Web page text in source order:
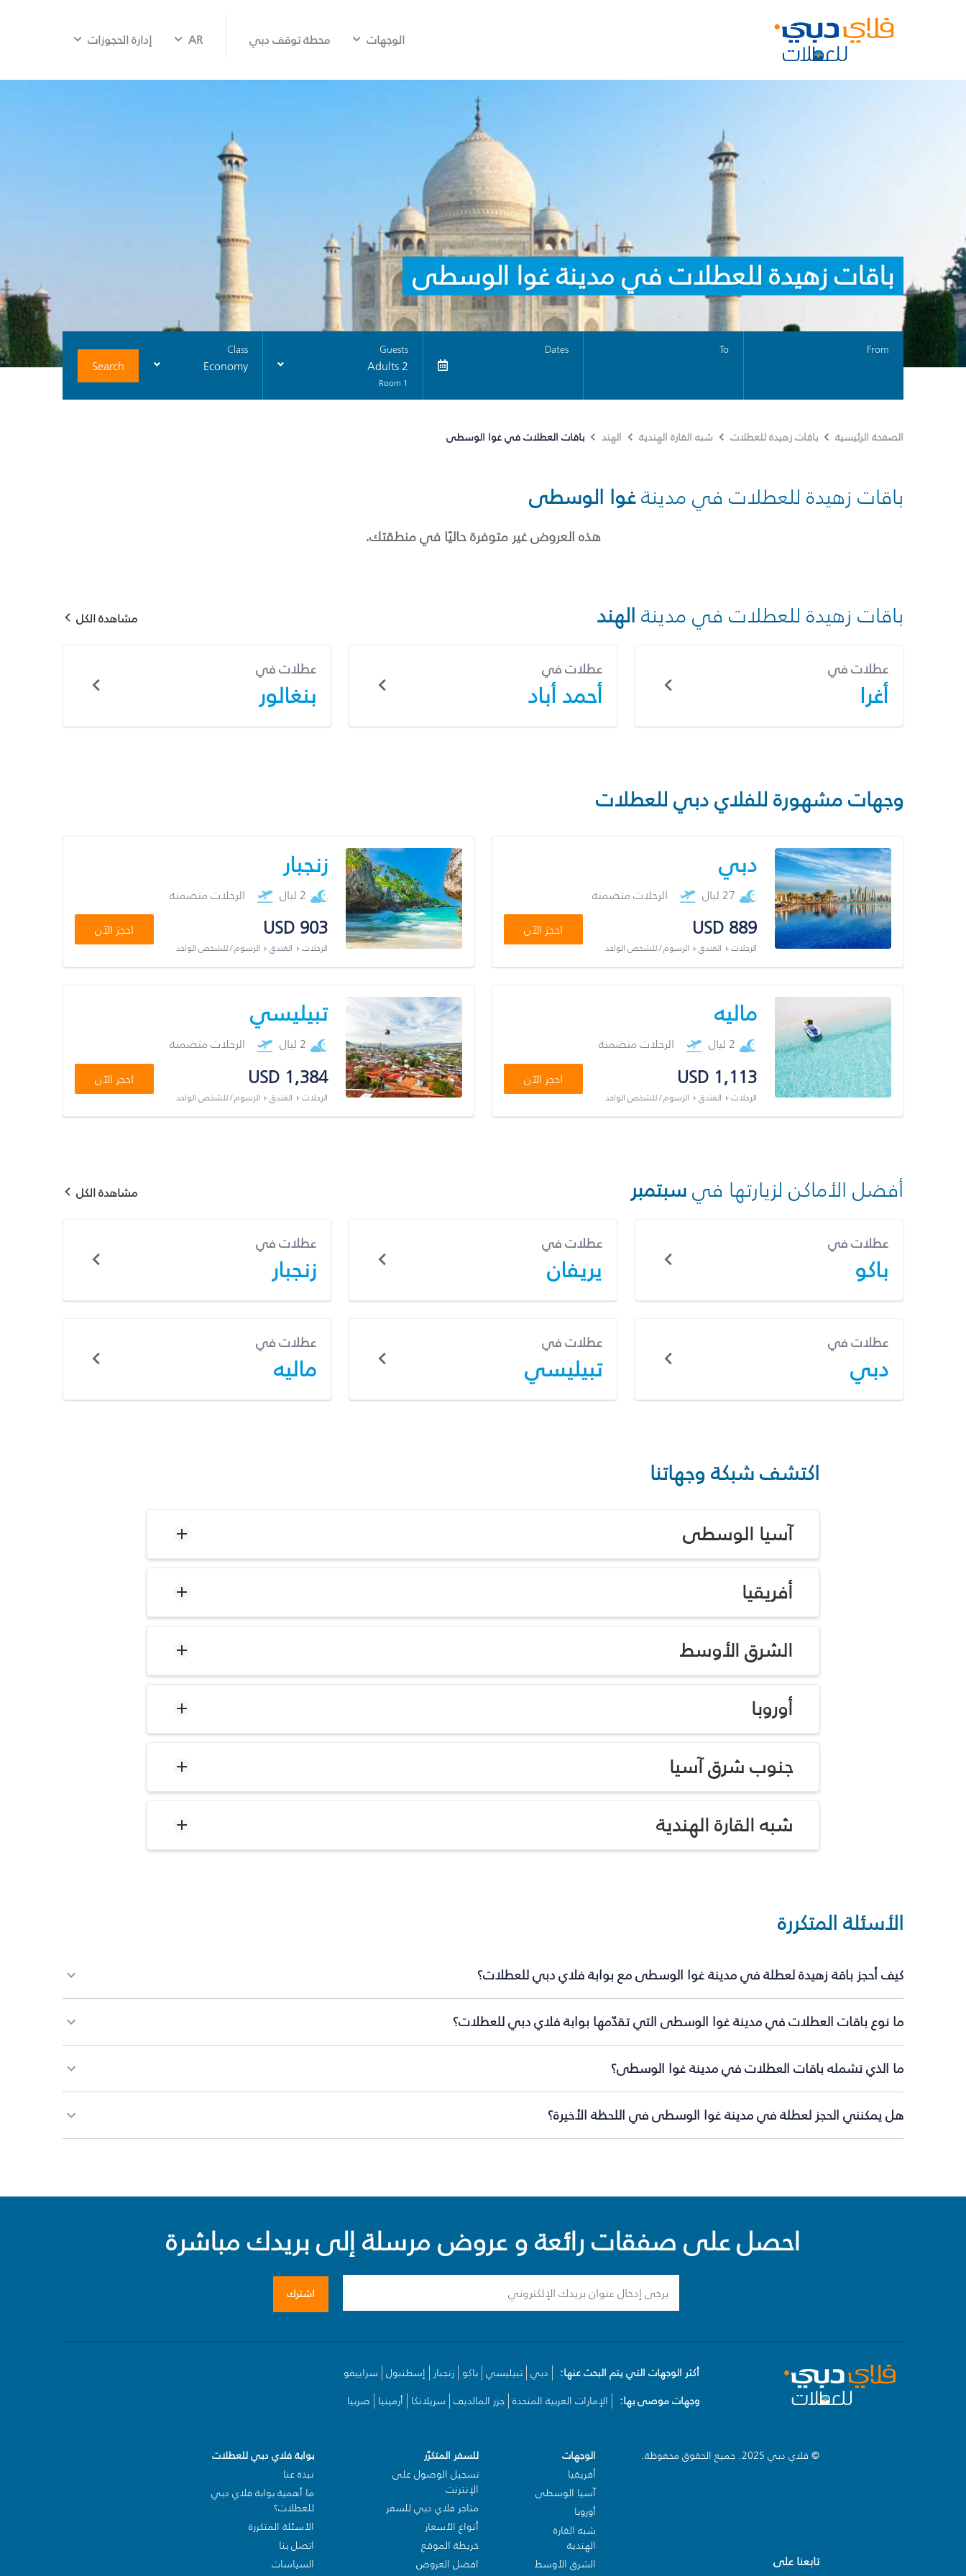
الوجهات محطة توقف دبي AR إدارة الحجوزات
باقات زهيدة للعطلات في مدينة غوا الوسطى
From
To
Dates
Guests
2 Adults
1 Room
Class
Economy
Search
الصفحة الرئيسية باقات زهيدة للعطلات شبه القارة الهندية الهند باقات العطلات في غوا الوسطى
باقات زهيدة للعطلات في مدينةغوا الوسطى
هذه العروض غير متوفرة حاليًا في منطقتك.
باقات زهيدة للعطلات في مدينة الهند مشاهدة الكل
عطلات في
أغرا
عطلات في
أحمد أباد
عطلات في
بنغالور
وجهات مشهورة للفلاي دبي للعطلات
دبي
27 ليال الرحلات متضمنة
USD 889
الرحلات + الفندق + الرسوم / للشخص الواحد
احجز الآن
زنجبار
2 ليال الرحلات متضمنة
USD 903
الرحلات + الفندق + الرسوم / للشخص الواحد
احجز الآن
ماليه
2 ليال الرحلات متضمنة
USD 1,113
الرحلات + الفندق + الرسوم / للشخص الواحد
احجز الآن
تبيليسي
2 ليال الرحلات متضمنة
USD 1,384
الرحلات + الفندق + الرسوم / للشخص الواحد
احجز الآن
أفضل الأماكن لزيارتها فيسبتمبر مشاهدة الكل
عطلات في
باكو
عطلات في
يريفان
عطلات في
زنجبار
عطلات في
دبي
عطلات في
تبيليسي
عطلات في
ماليه
اكتشف شبكة وجهاتنا
آسيا الوسطى
أفريقيا
الشرق الأوسط
أوروبا
جنوب شرق آسيا
شبه القارة الهندية
الأسئلة المتكررة
كيف أحجز باقة زهيدة لعطلة في مدينة غوا الوسطى مع بوابة فلاي دبي للعطلات؟
ما نوع باقات العطلات في مدينة غوا الوسطى التي تقدّمها بوابة فلاي دبي للعطلات؟
ما الذي تشمله باقات العطلات في مدينة غوا الوسطى؟
هل يمكنني الحجز لعطلة في مدينة غوا الوسطى في اللحظة الأخيرة؟
احصل على صفقات رائعة و عروض مرسلة إلى بريدك مباشرة
اشترك
أكثر الوجهات التي يتم البحث عنها: دبي تبيليسي باكو زنجبار إسطنبول سراييفو
وجهات موصى بها:
الإمارات العربية المتحدة جزر المالديف سريلانكا أرمينيا صربيا
© فلاي دبي 2025. جميع الحقوق محفوظة.
تابعنا على
الوجهات
أفريقيا
آسيا الوسطى
أوروبا
شبه القارة
الهندية
الشرق الأوسط
للسفر المتكرّر
تسجيل الوصول على
الإنترنت
متاجر فلاي دبي للسفر
أنواع الأسعار
خريطة الموقع
افضل العروض
بوابة فلاي دبي للعطلات
نبذة عنا
ما أهمية بوابة فلاي دبي
للعطلات؟
الأسئلة المتكررة
اتصل بنا
السياسات